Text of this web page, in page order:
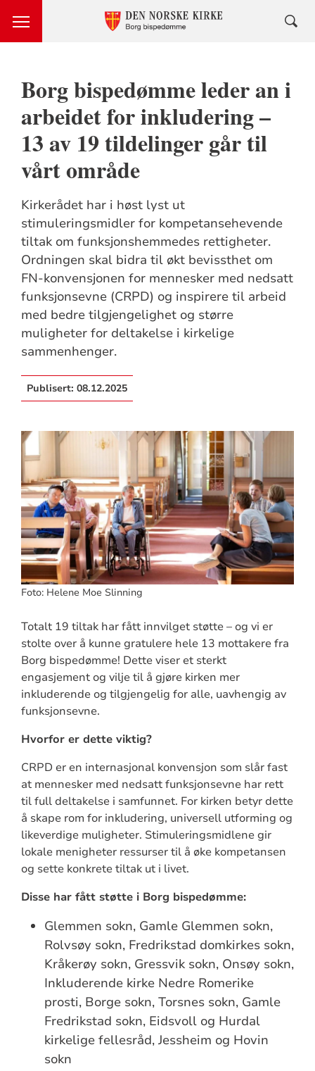
Borg bispedømme leder an i
arbeidet for inkludering –
13 av 19 tildelinger går til
vårt område
Kirkerådet har i høst lyst ut
stimuleringsmidler for kompetansehevende
tiltak om funksjonshemmedes rettigheter.
Ordningen skal bidra til økt bevissthet om
FN-konvensjonen for mennesker med nedsatt
funksjonsevne (CRPD) og inspirere til arbeid
med bedre tilgjengelighet og større
muligheter for deltakelse i kirkelige
sammenhenger.
Publisert: 08.12.2025
Foto: Helene Moe Slinning
Totalt 19 tiltak har fått innvilget støtte – og vi er
stolte over å kunne gratulere hele 13 mottakere fra
Borg bispedømme! Dette viser et sterkt
engasjement og vilje til å gjøre kirken mer
inkluderende og tilgjengelig for alle, uavhengig av
funksjonsevne.
Hvorfor er dette viktig?
CRPD er en internasjonal konvensjon som slår fast
at mennesker med nedsatt funksjonsevne har rett
til full deltakelse i samfunnet. For kirken betyr dette
å skape rom for inkludering, universell utforming og
likeverdige muligheter. Stimuleringsmidlene gir
lokale menigheter ressurser til å øke kompetansen
og sette konkrete tiltak ut i livet.
Disse har fått støtte i Borg bispedømme:
Glemmen sokn, Gamle Glemmen sokn,
Rolvsøy sokn, Fredrikstad domkirkes sokn,
Kråkerøy sokn, Gressvik sokn, Onsøy sokn,
Inkluderende kirke Nedre Romerike
prosti, Borge sokn, Torsnes sokn, Gamle
Fredrikstad sokn, Eidsvoll og Hurdal
kirkelige fellesråd, Jessheim og Hovin
sokn